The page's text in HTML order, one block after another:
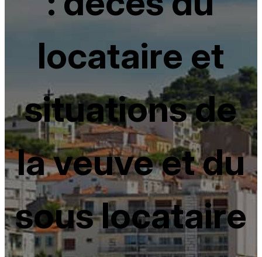
locataire et
situations de
la veuve et du
sous locataire